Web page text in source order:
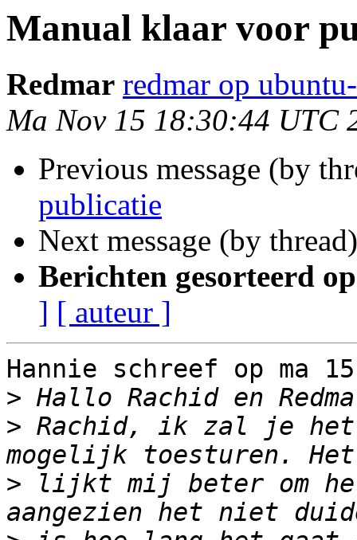
Manual klaar voor
Redmar redmar op
Ma Nov 15 18:30:44 UTC
Previous message (by
publicatie
Next message (by
Berichten gesorteerd
] [ auteur ]
Hannie schreef op ma
>
> Rachid, ik zal je het
> lijkt mij beter om